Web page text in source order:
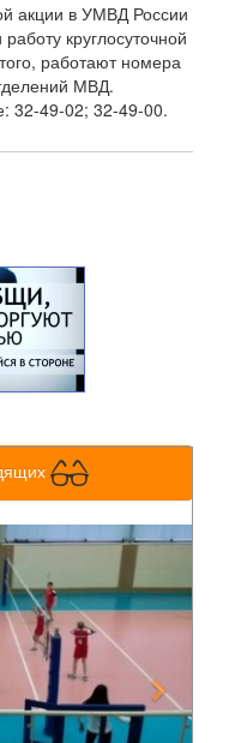
акции в УМВД России
круглосуточной
работают номера
МВД.
32-49-02; 32-49-00.
Next